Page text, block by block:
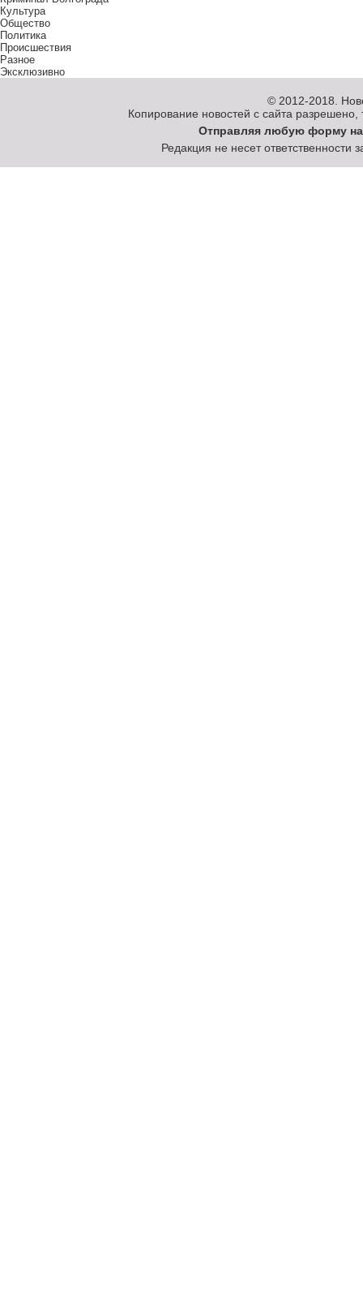
Культура
Общество
Политика
Происшествия
Разное
Эксклюзивно
© 2012-2018.
Копирование новостей с сайта разрешено,
Отправляя любую форму на
Редакция не несет